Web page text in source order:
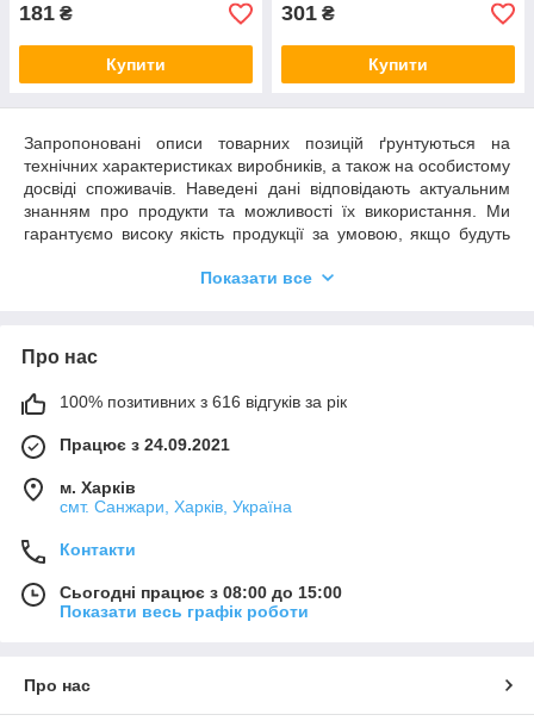
181 ₴
Купити
301 ₴
Купити
Запропоновані описи товарних позицій ґрунтуються на
технічних характеристиках виробників, а також на особистому
досвіді споживачів. Наведені дані відповідають актуальним
знанням про продукти та можливості їх використання. Ми
гарантуємо високу якість продукції за умовою, якщо будуть
Необхідним є пробне тестування обраного продукту у зв'язку
застосування продуктів, якщо на кінцевий результат мали
вплив фактори, що знаходяться поза зоною нашого
контролю.
Показати все
Про нас
100% позитивних з 616 відгуків за рік
Працює з 24.09.2021
м. Харків
смт. Санжари, Харків, Україна
Контакти
Сьогодні працює з 08:00 до 15:00
Показати весь графік роботи
Про нас